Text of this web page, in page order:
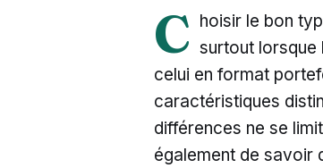
C hoisir le bon
surtout lorsque
celui en format
caractéristiques
différences ne se
également de savoir